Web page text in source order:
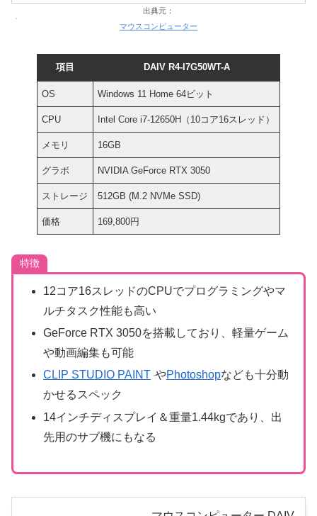
出典元：
マウスコンピューター
項目 DAIV R4-I7G50WT-A
OS Windows 11 Home 64ビット
CPU Intel Core i7-12650H（10コア16スレッド）
メモリ 16GB
グラボ NVIDIA GeForce RTX 3050
ストレージ 512GB (M.2 NVMe SSD)
価格 169,800円
特徴
12コア16スレッドのCPUでプログラミングやマ
ルチタスク性能も高い
GeForce RTX 3050を搭載しており、軽量ゲーム
や動画編集も可能
CLIP STUDIO PAINT やPhotoshopなども十分動
かせるスペック
14インチディスプレイ＆重量1.44kgであり、出
先用のサブ機にもなる